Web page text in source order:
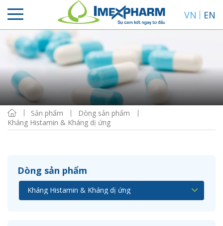
VN EN
Sản phẩm
Dòng sản phẩm
Kháng Histamin & Kháng dị ứng
Dòng sản phẩm
Sắp xếp
Hiển thị